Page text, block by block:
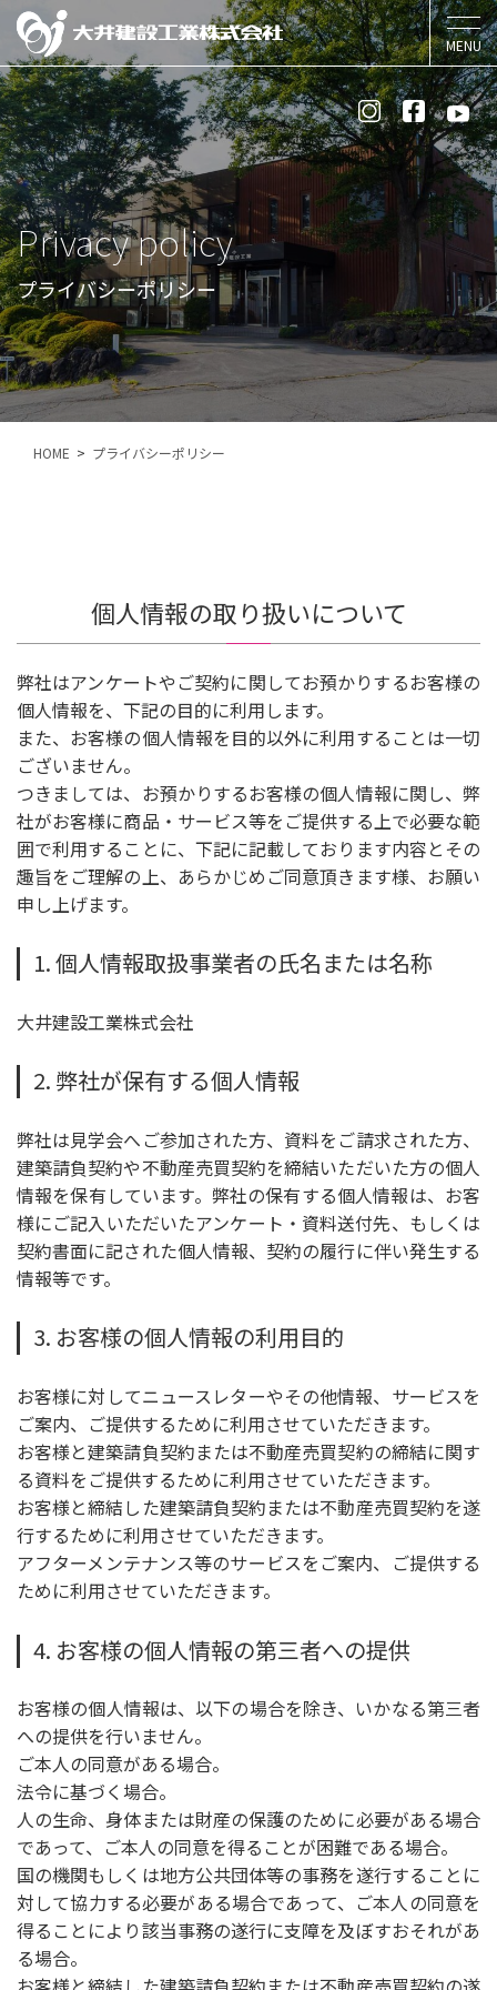
Privacy policy
プライバシーポリシー
HOME プライバシーポリシー
個人情報の取り扱いについて
弊社はアンケートやご契約に関してお預かりするお客様の
個人情報を、下記の目的に利用します。
また、お客様の個人情報を目的以外に利用することは一切
ございません。
つきましては、お預かりするお客様の個人情報に関し、弊
社がお客様に商品・サービス等をご提供する上で必要な範
囲で利用することに、下記に記載しております内容とその
趣旨をご理解の上、あらかじめご同意頂きます様、お願い
申し上げます。
1. 個人情報取扱事業者の氏名または名称
大井建設工業株式会社
2. 弊社が保有する個人情報
弊社は見学会へご参加された方、資料をご請求された方、
建築請負契約や不動産売買契約を締結いただいた方の個人
情報を保有しています。弊社の保有する個人情報は、お客
様にご記入いただいたアンケート・資料送付先、もしくは
契約書面に記された個人情報、契約の履行に伴い発生する
情報等です。
3. お客様の個人情報の利用目的
お客様に対してニュースレターやその他情報、サービスを
ご案内、ご提供するために利用させていただきます。
お客様と建築請負契約または不動産売買契約の締結に関す
る資料をご提供するために利用させていただきます。
お客様と締結した建築請負契約または不動産売買契約を遂
行するために利用させていただきます。
アフターメンテナンス等のサービスをご案内、ご提供する
ために利用させていただきます。
4. お客様の個人情報の第三者への提供
お客様の個人情報は、以下の場合を除き、いかなる第三者
への提供を行いません。
ご本人の同意がある場合。
法令に基づく場合。
人の生命、身体または財産の保護のために必要がある場合
であって、ご本人の同意を得ることが困難である場合。
国の機関もしくは地方公共団体等の事務を遂行することに
対して協力する必要がある場合であって、ご本人の同意を
得ることにより該当事務の遂行に支障を及ぼすおそれがあ
る場合。